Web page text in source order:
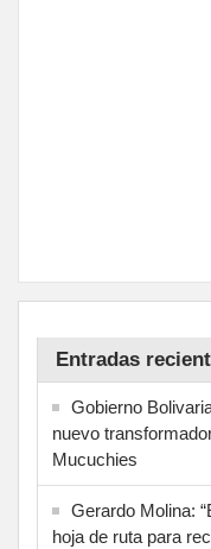
Entradas
Gobierno
nuevo
Mucuchies
Gerardo Molina:
hoja de ruta para